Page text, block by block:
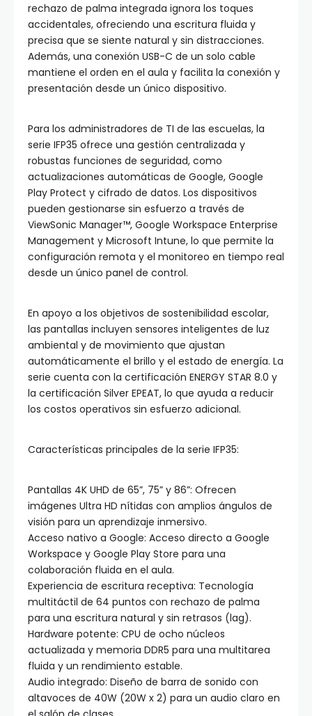
rechazo de palma integrada ignora los toques
accidentales, ofreciendo una escritura fluida y
precisa que se siente natural y sin distracciones.
Además, una conexión USB-C de un solo cable
mantiene el orden en el aula y facilita la conexión y
presentación desde un único dispositivo.
Para los administradores de TI de las escuelas, la
serie IFP35 ofrece una gestión centralizada y
robustas funciones de seguridad, como
actualizaciones automáticas de Google, Google
Play Protect y cifrado de datos. Los dispositivos
pueden gestionarse sin esfuerzo a través de
ViewSonic Manager™, Google Workspace Enterprise
Management y Microsoft Intune, lo que permite la
configuración remota y el monitoreo en tiempo real
desde un único panel de control.
En apoyo a los objetivos de sostenibilidad escolar,
las pantallas incluyen sensores inteligentes de luz
ambiental y de movimiento que ajustan
automáticamente el brillo y el estado de energía. La
serie cuenta con la certificación ENERGY STAR 8.0 y
la certificación Silver EPEAT, lo que ayuda a reducir
los costos operativos sin esfuerzo adicional.
Características principales de la serie IFP35:
Pantallas 4K UHD de 65”, 75” y 86”: Ofrecen
imágenes Ultra HD nítidas con amplios ángulos de
visión para un aprendizaje inmersivo.
Acceso nativo a Google: Acceso directo a Google
Workspace y Google Play Store para una
colaboración fluida en el aula.
Experiencia de escritura receptiva: Tecnología
multitáctil de 64 puntos con rechazo de palma
para una escritura natural y sin retrasos (lag).
Hardware potente: CPU de ocho núcleos
actualizada y memoria DDR5 para una multitarea
fluida y un rendimiento estable.
Audio integrado: Diseño de barra de sonido con
altavoces de 40W (20W x 2) para un audio claro en